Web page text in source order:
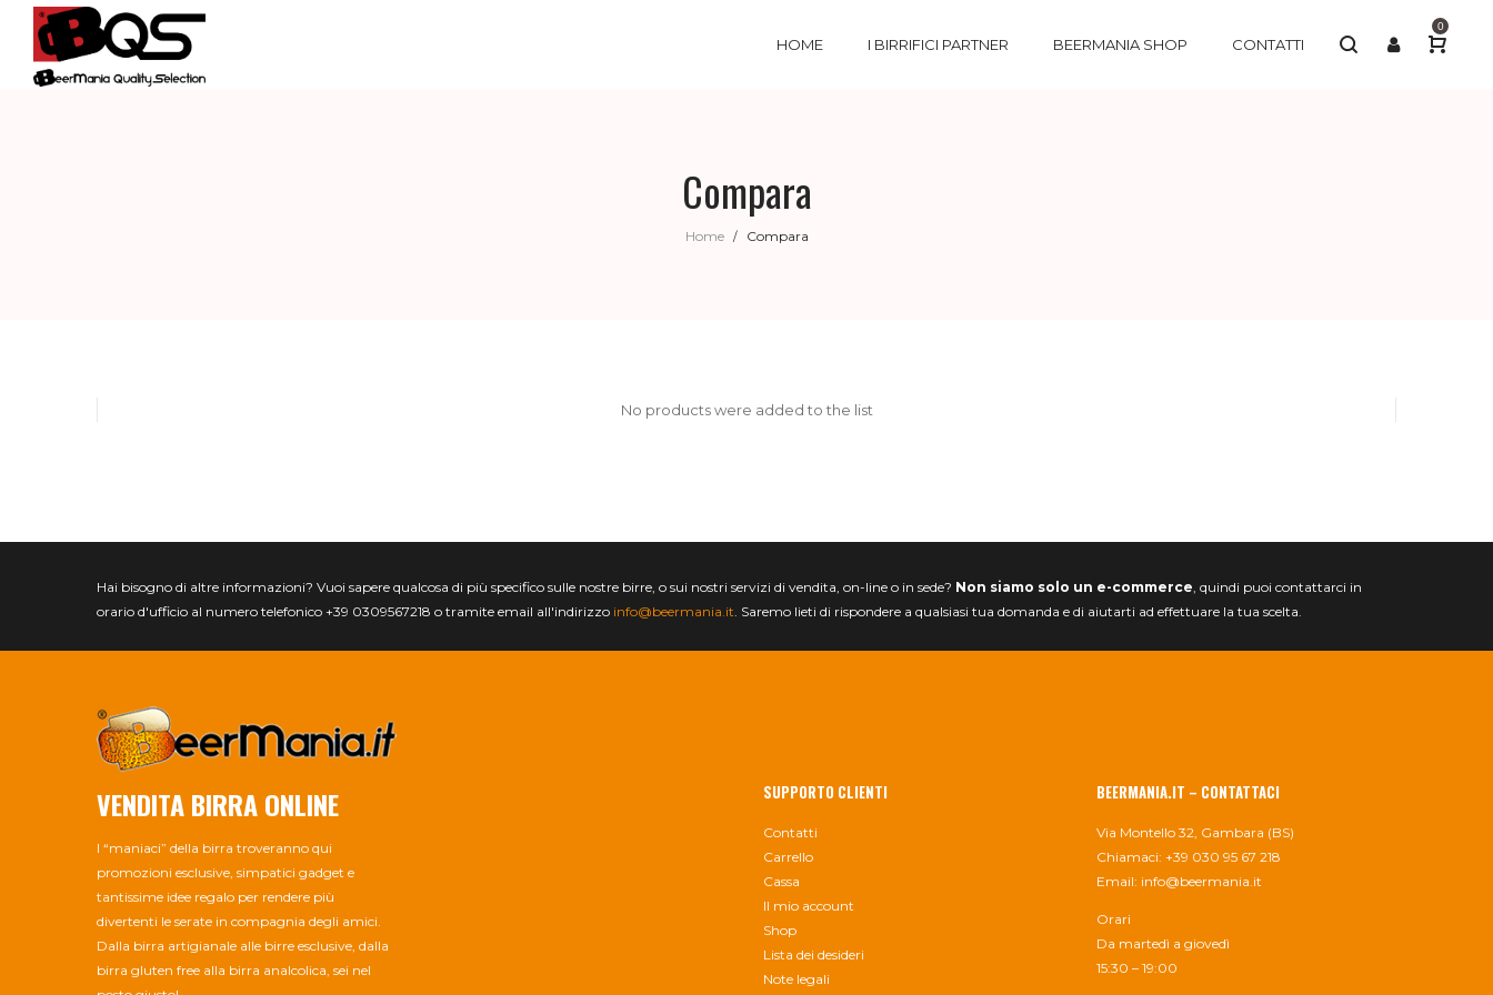
HOME I BIRRIFICI PARTNER BEERMANIA SHOP CONTATTI
0
Compara
Home / Compara
No products were added to the list
Hai bisogno di altre informazioni? Vuoi sapere qualcosa di più specifico sulle nostre birre, o sui nostri servizi di vendita, on-line o in sede? Non siamo solo un e-commerce, quindi puoi contattarci in
orario d'ufficio al numero telefonico +39 0309567218 o tramite email all'indirizzo info@beermania.it. Saremo lieti di rispondere a qualsiasi tua domanda e di aiutarti ad effettuare la tua scelta.
VENDITA BIRRA ONLINE
I “maniaci” della birra troveranno qui
promozioni esclusive, simpatici gadget e
tantissime idee regalo per rendere più
divertenti le serate in compagnia degli amici.
Dalla birra artigianale alle birre esclusive, dalla
birra gluten free alla birra analcolica, sei nel
SUPPORTO CLIENTI
Contatti
Carrello
Cassa
Il mio account
Shop
Lista dei desideri
Note legali
BEERMANIA.IT – CONTATTACI
Via Montello 32, Gambara (BS)
Chiamaci: +39 030 95 67 218
Email: info@beermania.it
Orari
Da martedì a giovedì
15:30 – 19:00